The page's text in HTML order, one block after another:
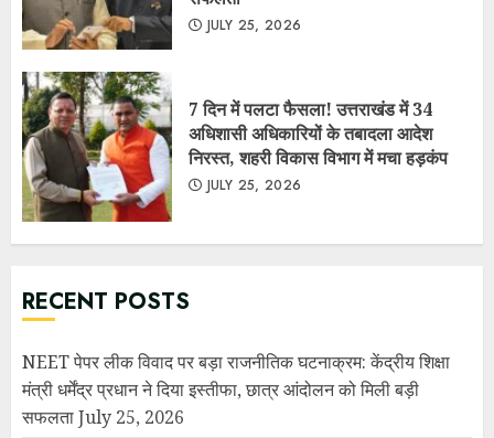
RECENT POSTS
NEET पेपर लीक विवाद पर बड़ा राजनीतिक घटनाक्रम: केंद्रीय शिक्षा
मंत्री धर्मेंद्र प्रधान ने दिया इस्तीफा, छात्र आंदोलन को मिली बड़ी
सफलताJuly 25, 2026
7 दिन में पलटा फैसला! उत्तराखंड में 34 अधिशासी अधिकारियों के
तबादला आदेश निरस्त, शहरी विकास विभाग में मचा हड़कंप
सरकार ने माना: E-20 पेट्रोल से कुछ वाहनों का माइलेज 3–5% तक घट
सकता है, लेकिन बताए बड़े फायदे
नगर पंचायत लालकुआं में सरकारी धन की कथित लूट व गबन के आरोप,
मुख्य सचिव से उच्चस्तरीय जांच की मांग…….. July 10, 2026